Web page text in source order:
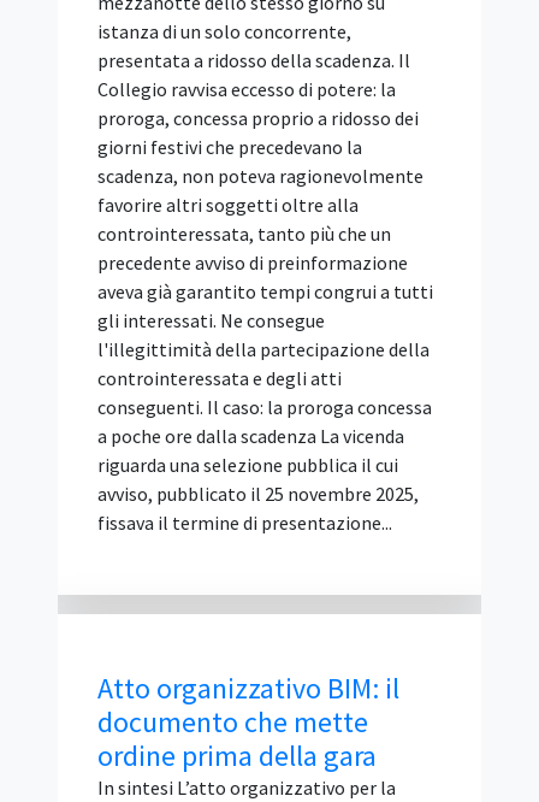
istanza di un solo concorrente,
presentata a ridosso della scadenza. Il
Collegio ravvisa eccesso di potere: la
proroga, concessa proprio a ridosso dei
giorni festivi che precedevano la
scadenza, non poteva ragionevolmente
favorire altri soggetti oltre alla
controinteressata, tanto più che un
precedente avviso di preinformazione
aveva già garantito tempi congrui a tutti
gli interessati. Ne consegue
l'illegittimità della partecipazione della
controinteressata e degli atti
conseguenti. Il caso: la proroga concessa
a poche ore dalla scadenza La vicenda
riguarda una selezione pubblica il cui
avviso, pubblicato il 25 novembre 2025,
fissava il termine di presentazione...
Atto organizzativo BIM: il
documento che mette
ordine prima della gara
In sintesi L’atto organizzativo per la